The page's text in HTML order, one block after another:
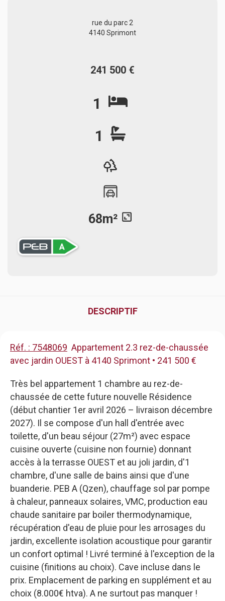
rue du parc 2
4140 Sprimont
241 500 €
1
1
68m²
DESCRIPTIF
Réf. : 7548069 Appartement 2.3 rez-de-chaussée
avec jardin OUEST à 4140 Sprimont • 241 500 €
Très bel appartement 1 chambre au rez-de-
chaussée de cette future nouvelle Résidence
(début chantier 1er avril 2026 – livraison décembre
2027). Il se compose d'un hall d'entrée avec
toilette, d'un beau séjour (27m²) avec espace
cuisine ouverte (cuisine non fournie) donnant
accès à la terrasse OUEST et au joli jardin, d'1
chambre, d'une salle de bains ainsi que d'une
buanderie. PEB A (Qzen), chauffage sol par pompe
à chaleur, panneaux solaires, VMC, production eau
chaude sanitaire par boiler thermodynamique,
récupération d'eau de pluie pour les arrosages du
jardin, excellente isolation acoustique pour garantir
un confort optimal ! Livré terminé à l'exception de la
cuisine (finitions au choix). Cave incluse dans le
prix. Emplacement de parking en supplément et au
choix (8.000€ htva). A ne surtout pas manquer !